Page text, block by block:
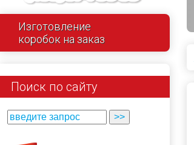
Изготовление
коробок на заказ
Поиск по сайту